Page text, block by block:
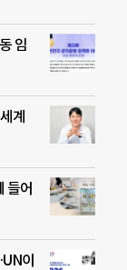
임
계
들어
이